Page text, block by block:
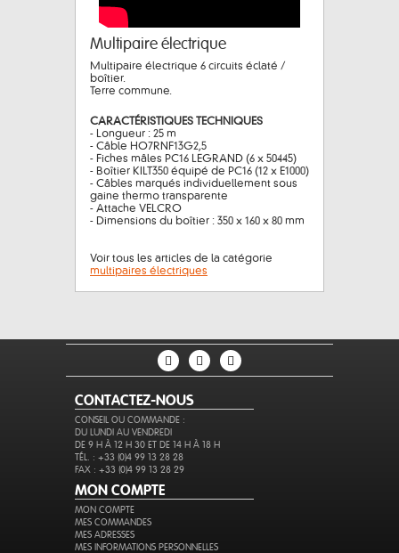
Multipaire électrique
Multipaire électrique 6 circuits éclaté /
boîtier.
Terre commune.
CARACTÉRISTIQUES TECHNIQUES
- Longueur : 25 m
- Câble HO7RNF13G2,5
- Fiches mâles PC16 LEGRAND (6 x 50445)
- Boîtier KILT350 équipé de PC16 (12 x E1000)
- Câbles marqués individuellement sous
gaine thermo transparente
- Attache VELCRO
- Dimensions du boîtier : 350 x 160 x 80 mm
Voir tous les articles de la catégorie
multipaires électriques
CONTACTEZ-NOUS
CONSEIL OU COMMANDE :
DU LUNDI AU VENDREDI
DE 9 H À 12 H 30 ET DE 14 H À 18 H
TÉL. : +33 (0)4 99 13 28 28
FAX : +33 (0)4 99 13 28 29
MON COMPTE
MON COMPTE
MES COMMANDES
MES ADRESSES
MES INFORMATIONS PERSONNELLES